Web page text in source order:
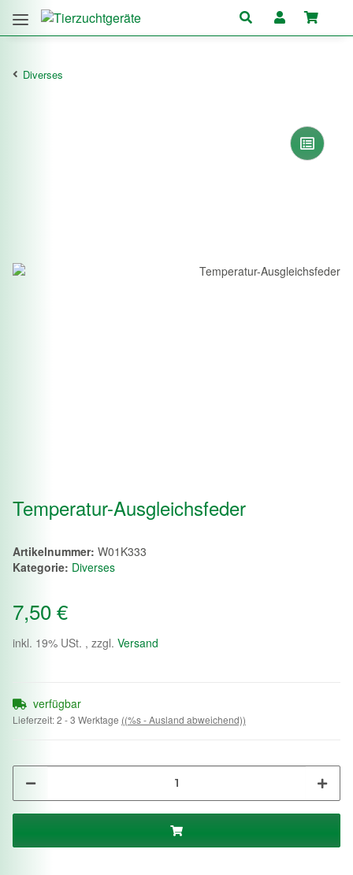
Diverses
Temperatur-Ausgleichsfeder
Artikelnummer: W01K333
Kategorie: Diverses
7,50 €
inkl. 19% USt. , zzgl. Versand
verfügbar
Lieferzeit:2 - 3 Werktage ((%s - Ausland abweichend))